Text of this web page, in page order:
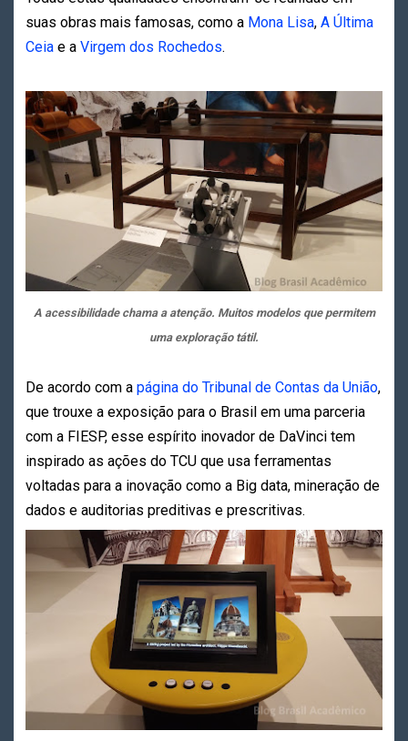
suas obras mais famosas, como a Mona Lisa, A Última
Ceiae a Virgem dos Rochedos.
A acessibilidade chama a atenção. Muitos modelos que permitem
uma exploração tátil.
De acordo com a página do Tribunal de Contas da União,
que trouxe a exposição para o Brasil em uma parceria
com a FIESP, esse espírito inovador de DaVinci tem
inspirado as ações do TCU que usa ferramentas
voltadas para a inovação como a Big data, mineração de
dados e auditorias preditivas e prescritivas.